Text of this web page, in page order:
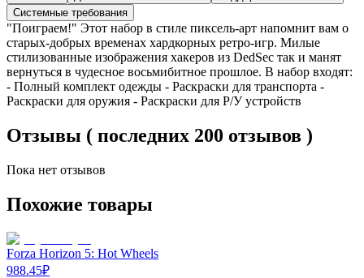
Системные требования
"Поиграем!" Этот набор в стиле пиксель-арт напомнит вам о
старых-добрых временах хардкорных ретро-игр. Милые
стилизованные изображения хакеров из DedSec так и манят
вернуться в чудесное восьмибитное прошлое. В набор входят:
- Полный комплект одежды - Раскраски для транспорта -
Раскраски для оружия - Раскраски для Р/У устройств
Отзывы ( последних 200 отзывов )
Пока нет отзывов
Похожие товары
Forza Horizon 5: Hot Wheels
988.45₽